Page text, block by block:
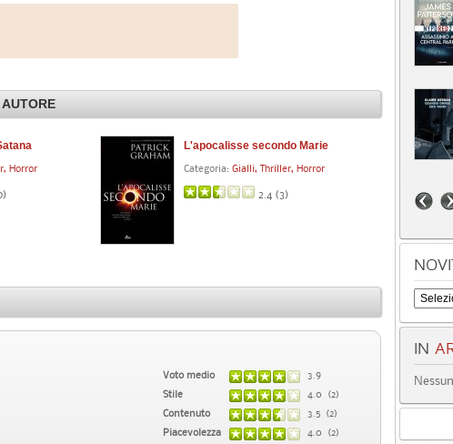
Horror
)
L'apocalisse secondo Marie
Categoria:Gialli, Thriller, Horror
2.4 (3)
Voto medio
3.9
Stile
4.0 (2)
Contenuto
3.5 (2)
Piacevolezza
4.0 (2)
IN